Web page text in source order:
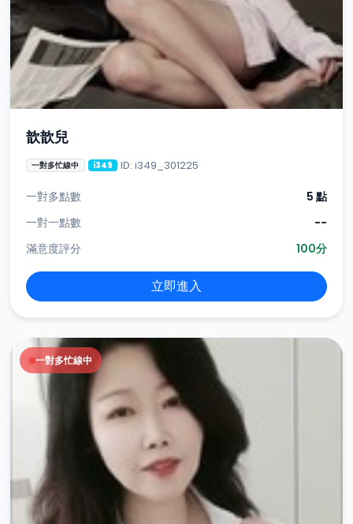
歆歆兒
一對多忙線中 i349 ID: i349_301225
一對多點數
5 點
一對一點數
--
滿意度評分
100分
立即進入
一對多忙線中